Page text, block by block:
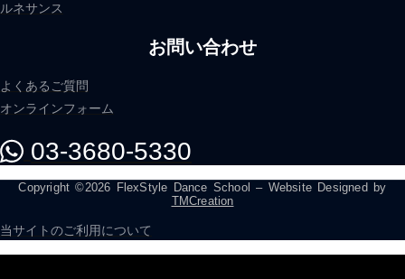
ルネサンス
お問い合わせ
よくあるご質問
オンラインフォーム
03-3680-5330
Copyright ©2026 FlexStyle Dance School – Website Designed by
TMCreation
当サイトのご利用について